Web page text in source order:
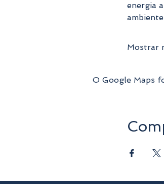
energia
Mostrar
O Google Maps